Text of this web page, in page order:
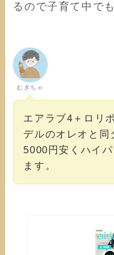
るので子育て中で
むぎちゃ
エアラブ4＋ロリ
デルのオレオと同
5000円安くハイ
ます。